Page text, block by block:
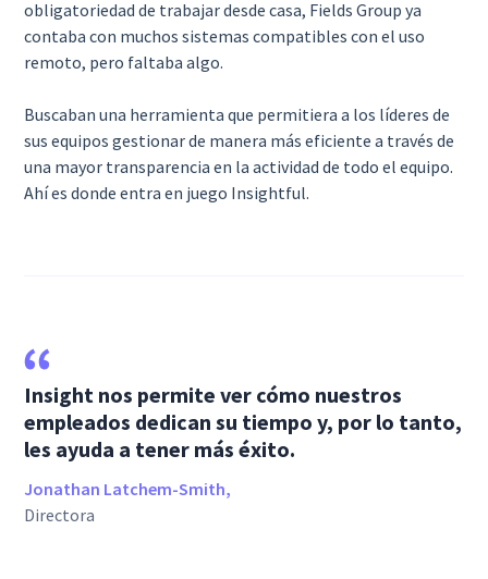
obligatoriedad de trabajar desde casa, Fields Group ya
contaba con muchos sistemas compatibles con el uso
remoto, pero faltaba algo.
Buscaban una herramienta que permitiera a los líderes de
sus equipos gestionar de manera más eficiente a través de
una mayor transparencia en la actividad de todo el equipo.
Ahí es donde entra en juego Insightful.
Insight nos permite ver cómo nuestros
empleados dedican su tiempo y, por lo tanto,
les ayuda a tener más éxito.
Jonathan Latchem-Smith,
Directora